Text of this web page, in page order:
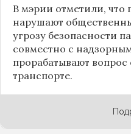
В мэрии отметили, что
нарушают
угрозу безопасности
совместно с
прорабатывают
транспорте.